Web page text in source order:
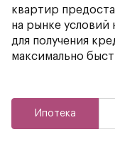
квартир
на рынке условий
для получения
максимально
Ипотека